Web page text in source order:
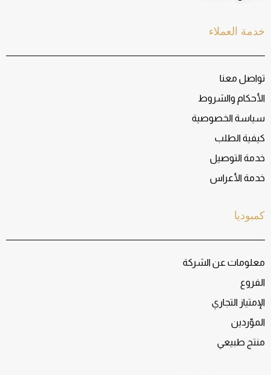
كمبوديا
معلومات عن الشركة
الفروع
الإمتياز التجاري
الموّردين
منتج طبيعي
خدمة العملاء
تواصل معنا
الأحكام والشروط
سياسة الخصوصية
كيفية الطلب
خدمة التوصيل
خدمة الأعراس